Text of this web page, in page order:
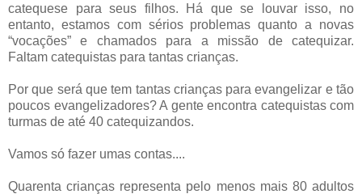
catequese para seus filhos. Há que se louvar isso, no
entanto, estamos com sérios problemas quanto a novas
“vocações” e chamados para a missão de catequizar.
Faltam catequistas para tantas crianças.
Por que será que tem tantas crianças para evangelizar e tão
poucos evangelizadores? A gente encontra catequistas com
turmas de até 40 catequizandos.
Vamos só fazer umas contas....
Quarenta crianças representa pelo menos mais 80 adultos